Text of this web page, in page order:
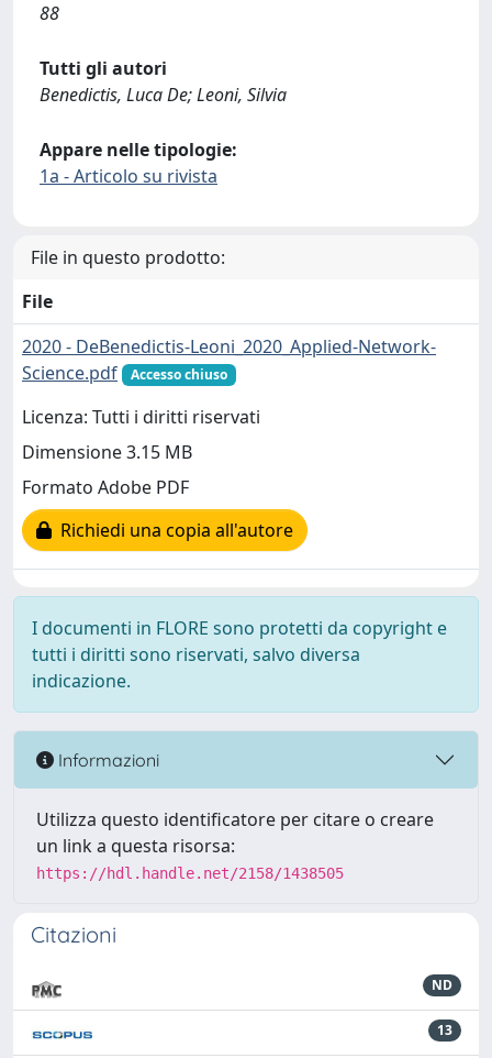
88
Tutti gli autori
Benedictis, Luca De; Leoni, Silvia
Appare nelle tipologie:
1a - Articolo su rivista
File in questo prodotto:
File
2020 - DeBenedictis-Leoni_2020_Applied-Network-
Science.pdf
Accesso chiuso
Licenza: Tutti i diritti riservati
Dimensione 3.15 MB
Formato Adobe PDF
Richiedi una copia all'autore
I documenti in FLORE sono protetti da copyright e
tutti i diritti sono riservati, salvo diversa
indicazione.
Informazioni
Utilizza questo identificatore per citare o creare
un link a questa risorsa:
https://hdl.handle.net/2158/1438505
Citazioni
ND
13